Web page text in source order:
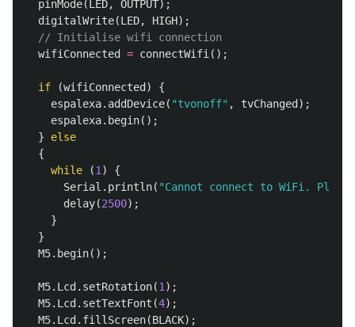
pinMode( LED, OUTPUT);
digitalWrite(LED, HIGH);
// Initialise wifi connection
wifiConnected
= connectWifi ();
if (wifiConnected )
{
espalexa. addDevice( "tvonoff" , tvChanged );
espalexa. begin();
}
else
{
while
(1 )
{
Serial . println( "Cannot connect to WiFi.
delay(2500);
}
}
M5. begin();
M5. Lcd . setRotation(1 );
M5. Lcd . setTextFont (4);
M5. Lcd . fillScreen(BLACK);